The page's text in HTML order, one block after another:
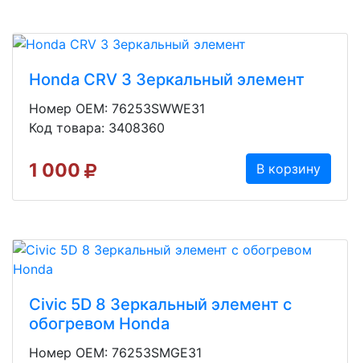
Honda CRV 3 Зеркальный элемент
Номер OEM: 76253SWWE31
Код товара: 3408360
1 000 В корзину
Civic 5D 8 Зеркальный элемент с
обогревом Honda
Номер OEM: 76253SMGE31